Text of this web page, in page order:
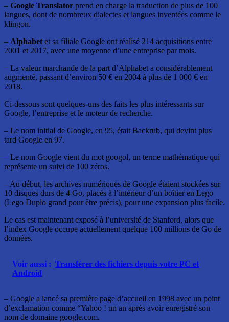
– Google Translator prend en charge la traduction de plus de 100
langues, dont de nombreux dialectes et langues inventées comme le
klingon.
– Alphabet et sa filiale Google ont réalisé 214 acquisitions entre
2001 et 2017, avec une moyenne d’une entreprise par mois.
– La valeur marchande de la part d’Alphabet a considérablement
augmenté, passant d’environ 50 € en 2004 à plus de 1 000 € en
2018.
Ci-dessous sont quelques-uns des faits les plus intéressants sur
Google, l’entreprise et le moteur de recherche.
– Le nom initial de Google, en 95, était Backrub, qui devint plus
tard Google en 97.
– Le nom Google vient du mot googol, un terme mathématique qui
représente un suivi de 100 zéros.
– Au début, les archives numériques de Google étaient stockées sur
10 disques durs de 4 Go, placés à l’intérieur d’un boîtier en Lego
(Lego Duplo grand pour être précis), pour une expansion plus facile.
Le cas est maintenant exposé à l’université de Stanford, alors que
l’index Google occupe actuellement quelque 100 millions de Go de
données.
Voir aussi : Transférer des fichiers depuis votre PC et
Android
– Google a lancé sa première page d’accueil en 1998 avec un point
d’exclamation comme “Yahoo ! un an après avoir enregistré son
nom de domaine google.com.